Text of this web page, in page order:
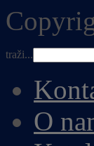
traži...
O